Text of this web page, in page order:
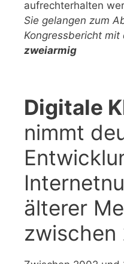
aufrechterhalten
Sie gelangen zum
Kongressbericht
zweiarmig
Digitale
nimmt
älterer
zwischen